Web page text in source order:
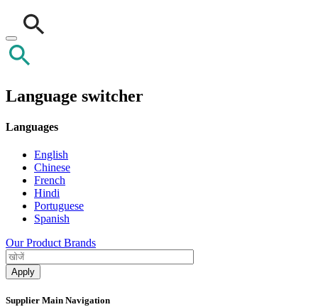
Language switcher
Languages
English
Chinese
French
Hindi
Portuguese
Spanish
Our Product Brands
Supplier Main Navigation